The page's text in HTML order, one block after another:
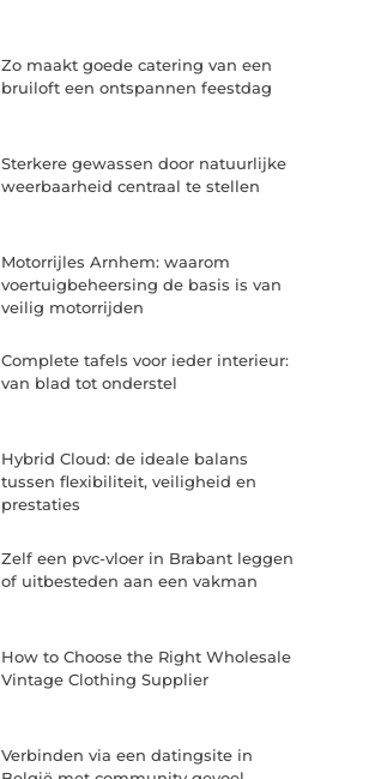
Zo maakt goede catering van een
bruiloft een ontspannen feestdag
Sterkere gewassen door natuurlijke
weerbaarheid centraal te stellen
Motorrijles Arnhem: waarom
voertuigbeheersing de basis is van
veilig motorrijden
Complete tafels voor ieder interieur:
van blad tot onderstel
Hybrid Cloud: de ideale balans
tussen flexibiliteit, veiligheid en
prestaties
Zelf een pvc-vloer in Brabant leggen
of uitbesteden aan een vakman
How to Choose the Right Wholesale
Vintage Clothing Supplier
Verbinden via een datingsite in